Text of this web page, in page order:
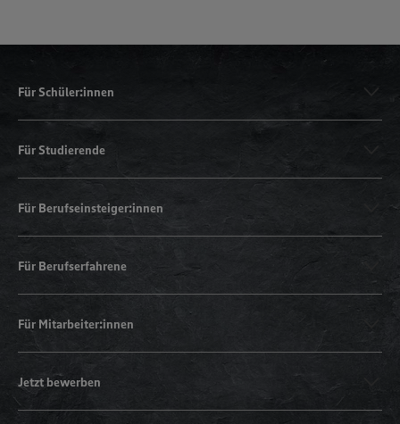
Für Schüler:innen
Für Studierende
Für Berufseinsteiger:innen
Für Berufserfahrene
Für Mitarbeiter:innen
Jetzt bewerben